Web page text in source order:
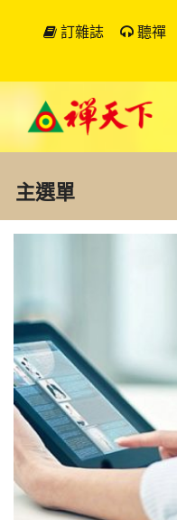
訂雜誌 聽禪
主選單